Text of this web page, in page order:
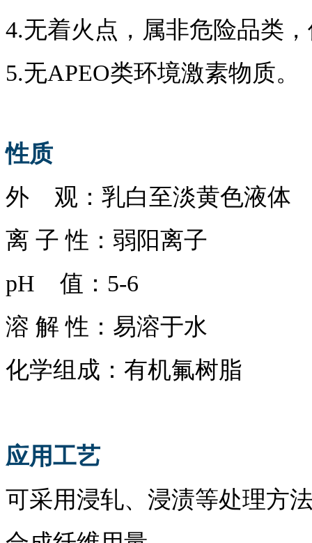
4.无着火点，属非危险品类
5.无APEO类环境激素物质。
性质
外
观：乳白至淡黄色液体
离 子 性：弱阳离子
pH
值 ： 5-6
溶 解 性： 易溶于水
化学组成：有机氟树脂
应用工艺
可采用浸轧、浸渍等处理方